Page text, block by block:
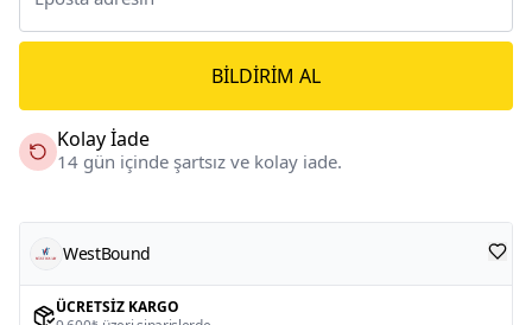
BILDIRIM AL
Kolay İade
14 gün içinde şartsız ve kolay iade.
WestBound
ÜCRETSIZ KARGO